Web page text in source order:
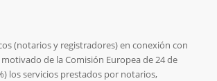
(notarios y registradores) en conexión con
de la Comisión Europea de 24 de
los servicios prestados por notarios,